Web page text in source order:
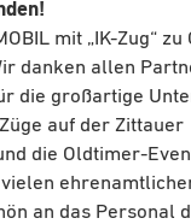
mit „IK-Zug“
danken allen
die großartige
auf der Zittauer
die Oldtimer-
an das Personal